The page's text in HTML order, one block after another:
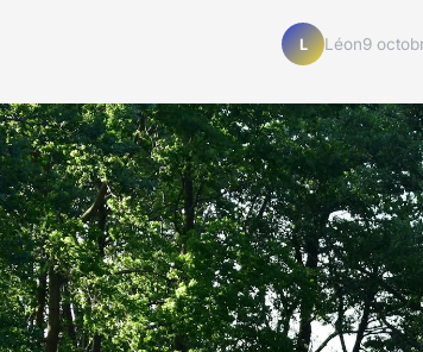
L Léon9